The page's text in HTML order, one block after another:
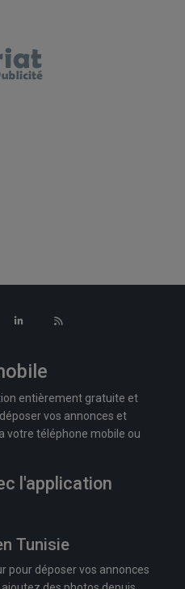
entièrement gratuite et
vos annonces et
votre téléphone mobile ou
l'application
Tunisie
pour déposer vos annonces